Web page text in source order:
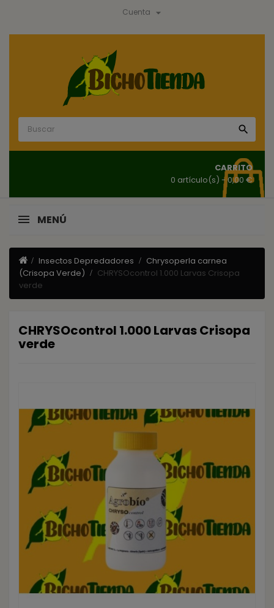
Cuenta 

CARRITO
0 artículo(s) - 0,00 €
MENÚ
Insectos Depredadores
Chrysoperla carnea
(Crisopa Verde)
CHRYSOcontrol 1.000 Larvas Crisopa
verde
CHRYSOcontrol 1.000 Larvas Crisopa
verde